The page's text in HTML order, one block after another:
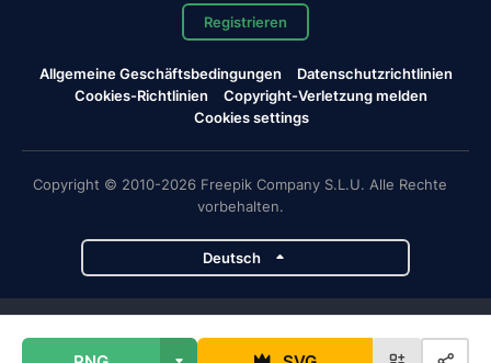
Registrieren
Allgemeine Geschäftsbedingungen
Datenschutzrichtlinien
Cookies-Richtlinien
Copyright-Verletzung melden
Cookies settings
Copyright © 2010-2026 Freepik Company S.L.U. Alle Rechte
vorbehalten.
Deutsch